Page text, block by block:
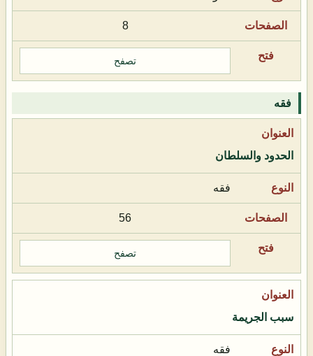
8
تصفح
فقه
الحدود والسلطان
فقه
56
تصفح
سبب الجريمة
فقه